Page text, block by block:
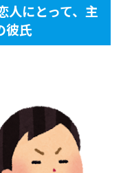
人にとって、主
彼氏